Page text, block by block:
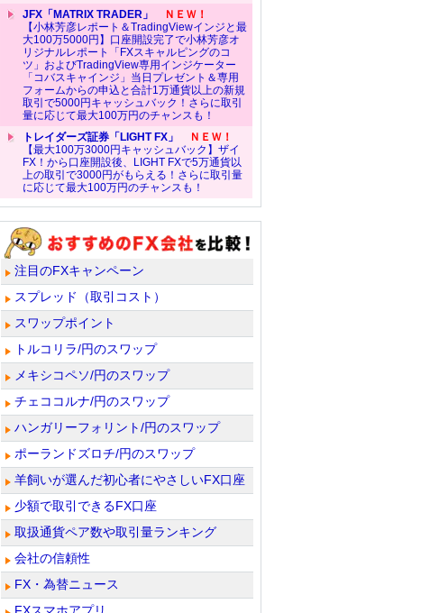
JFX「MATRIX TRADER」
ＮＥＷ！
【小林芳彦レポート＆TradingViewインジと最
大100万5000円】口座開設完了で小林芳彦オ
リジナルレポート「FXスキャルピングのコ
ツ」およびTradingView専用インジケーター
「コバスキャインジ」当日プレゼント＆専用
フォームからの申込と合計1万通貨以上の新規
取引で5000円キャッシュバック！さらに取引
量に応じて最大100万円のチャンスも！
トレイダーズ証券「LIGHT FX」
ＮＥＷ！
【最大100万3000円キャッシュバック】ザイ
FX！から口座開設後、LIGHT FXで5万通貨以
上の取引で3000円がもらえる！さらに取引量
に応じて最大100万円のチャンスも！
注目のFXキャンペーン
スプレッド（取引コスト）
スワップポイント
トルコリラ/円のスワップ
メキシコペソ/円のスワップ
チェココルナ/円のスワップ
ハンガリーフォリント/円のスワップ
ポーランドズロチ/円のスワップ
羊飼いが選んだ初心者にやさしいFX口座
少額で取引できるFX口座
取扱通貨ペア数や取引量ランキング
会社の信頼性
FX・為替ニュース